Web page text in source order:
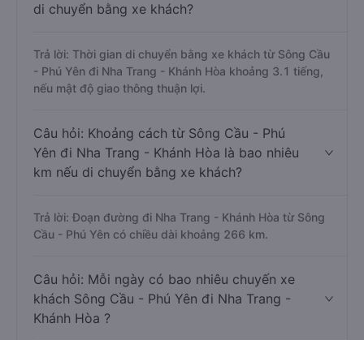
di chuyển bằng xe khách?
Trả lời: Thời gian di chuyển bằng xe khách từ Sông Cầu
- Phú Yên đi Nha Trang - Khánh Hòa khoảng 3.1 tiếng,
nếu mật độ giao thông thuận lợi.
Câu hỏi: Khoảng cách từ Sông Cầu - Phú
Yên đi Nha Trang - Khánh Hòa là bao nhiêu
km nếu di chuyển bằng xe khách?
Trả lời: Đoạn đường đi Nha Trang - Khánh Hòa từ Sông
Cầu - Phú Yên có chiều dài khoảng 266 km.
Câu hỏi: Mỗi ngày có bao nhiêu chuyến xe
khách Sông Cầu - Phú Yên đi Nha Trang -
Khánh Hòa ?